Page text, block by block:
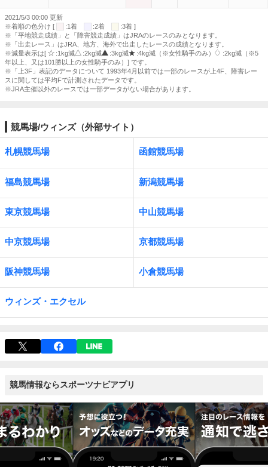
2021/5/3 00:00 更新
※着順の色分け [
:1着 :2着
:3着 ]
※「平地競走成績」と「障害競走成績」はJRAのレースのみとなります。
※「出走レース」はJRA、地方、海外で出走したレースの成績となります。
※減量表示は[
:1kg減 :2kg減 :3kg減 :4kg減（※女性騎手のみ）
:2kg減（※5
年以上、又は101勝以上の女性騎手のみ）] です。
※「上3F」表記のデータについて 1993年4月以前では一部のレースが上4F、障害レー
スに関しては平均Fで計測されたデータです。
※JRA主催以外のレースでは一部データがない場合があります。
競馬場/ウィンズ（外部サイト）
札幌競馬場 函館競馬場
福島競馬場 新潟競馬場
東京競馬場 中山競馬場
中京競馬場 京都競馬場
阪神競馬場 小倉競馬場
ウィンズ・エクセル
競馬情報ならスポーツナビアプリ